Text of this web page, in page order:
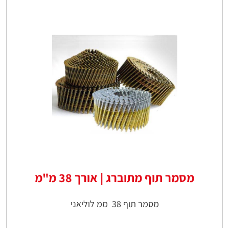
מסמר תוף מתוברג | אורך 38 מ"מ
מסמר תוף 38 ממ לוליאני